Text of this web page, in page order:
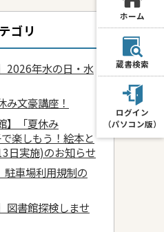
ゴリ
2026年水の日・水
み文豪講座！
】「夏休み
楽しもう！絵本と
日実施)のお知らせ
車場利用規制の
図書館探検しませ
ホーム
蔵書検索
ログイン
（パソコン版）